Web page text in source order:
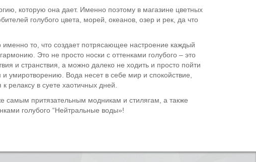
которую она дает. Именно поэтому в магазине цветных
голубого цвета, морей, океанов, озер и рек, да что
именно то, что создает потрясающее настроение каждый
Это не просто носки с оттенками голубого – это
и странствия, а можно далеко не ходить и просто пойти
умиротворению. Вода несет в себе мир и спокойствие,
релаксу в суете хаотичных дней.
самым притязательным модникам и стилягам, а также
голубого “Нейтральные воды»!